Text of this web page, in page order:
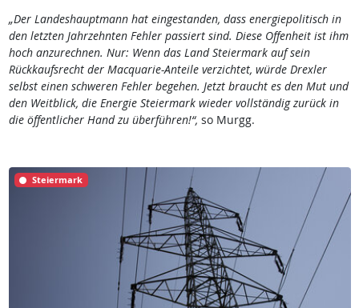
„Der Landeshauptmann hat eingestanden, dass energiepolitisch in
den letzten Jahrzehnten Fehler passiert sind. Diese Offenheit ist ihm
hoch anzurechnen. Nur: Wenn das Land Steiermark auf sein
Rückkaufsrecht der Macquarie-Anteile verzichtet, würde Drexler
selbst einen schweren Fehler begehen. Jetzt braucht es den Mut und
den Weitblick, die Energie Steiermark wieder vollständig zurück in
die öffentlicher Hand zu überführen!“, so Murgg.
Steiermark